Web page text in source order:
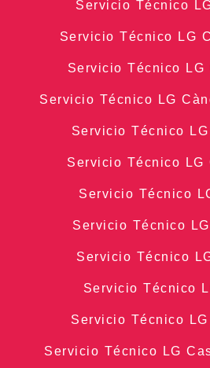
Servicio Técnico
Servicio Técnico LG
Servicio Técnico LG
Servicio Técnico LG
Servicio Técnico
Servicio Técnico LG
Servicio Técnico
Servicio Técnico
Servicio Técnico
Servicio Técnico
Servicio Técnico
Servicio Técnico LG